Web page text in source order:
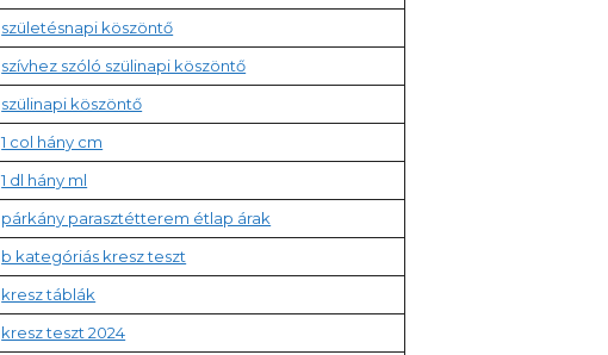
születésnapi köszöntő
szívhez szóló szülinapi köszöntő
szülinapi köszöntő
1 col hány cm
1 dl hány ml
párkány parasztétterem étlap árak
b kategóriás kresz teszt
kresz táblák
kresz teszt 2024